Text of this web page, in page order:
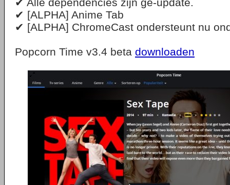
✔ [ALPHA] Anime Tab
✔ [ALPHA] ChromeCast ondersteunt nu
Popcorn Time v3.4 beta downloaden